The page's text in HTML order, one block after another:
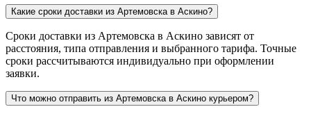
Какие сроки доставки из Артемовска в Аскино?
Сроки доставки из Артемовска в Аскино зависят от
расстояния, типа отправления и выбранного тарифа. Точные
сроки рассчитываются индивидуально при оформлении
заявки.
Что можно отправить из Артемовска в Аскино курьером?